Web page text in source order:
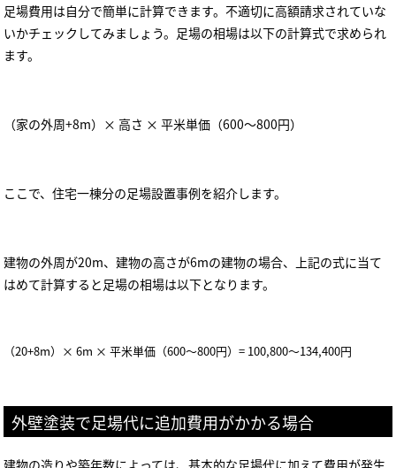
足場費用は自分で簡単に計算できます。不適切に高額請求されていな
いかチェックしてみましょう。足場の相場は以下の計算式で求められ
ます。
（家の外周+8m） × 高さ ×平米単価（600～800円）
ここで、住宅一棟分の足場設置事例を紹介します。
建物の外周が20m、建物の高さが6mの建物の場合、上記の式に当て
はめて計算すると足場の相場は以下となります。
（20+8m） × 6m ×平米単価（600～800円）= 100,800～134,400円
外壁塗装で足場代に追加費用がかかる場合